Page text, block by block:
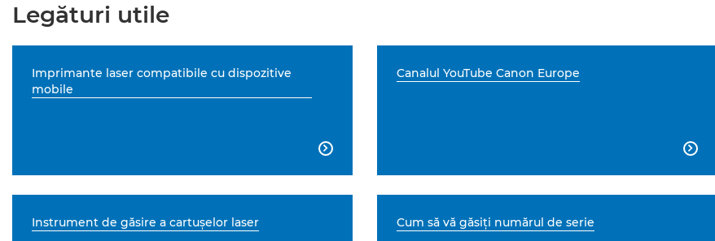
Legături utile
Imprimante laser compatibile cu dispozitive
mobile

Canalul YouTube Canon Europe

Instrument de găsire a cartuşelor laser Cum să vă găsiţi numărul de serie